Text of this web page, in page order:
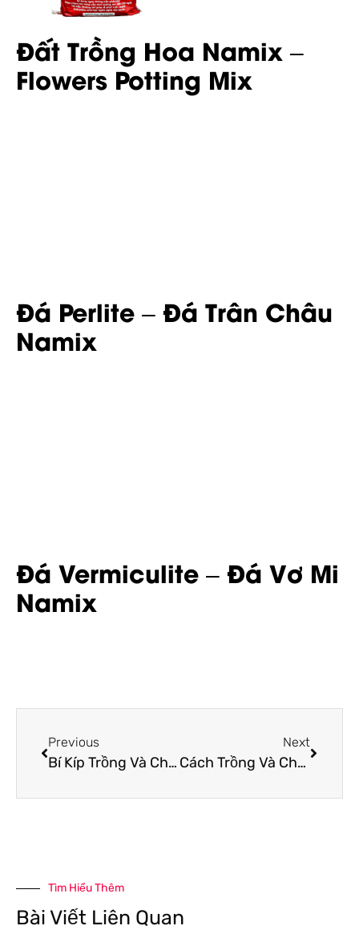
Đất Trồng Hoa Namix –
Flowers Potting Mix
Đá Perlite – Đá Trân Châu
Namix
Đá Vermiculite – Đá Vơ Mi
Namix
Previous
Bí Kíp Trồng Và Chăm Sóc Hoa Giấy Ngũ Sắc Siêu Đẹp
Next
Cách Trồng Và Chăm Sóc Hoa Ngũ Sắc Tím Rủ Siêu Đẹp
Tìm Hiểu Thêm
Bài Viết Liên Quan